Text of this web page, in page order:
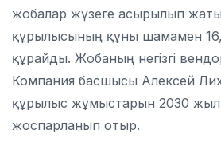
жобалар жүзеге асырылып
құрылысының құны шамамен
құрайды. Жобаның негізгі
Компания басшысы Алексей
құрылыс жұмыстарын 2030
жоспарланып отыр.